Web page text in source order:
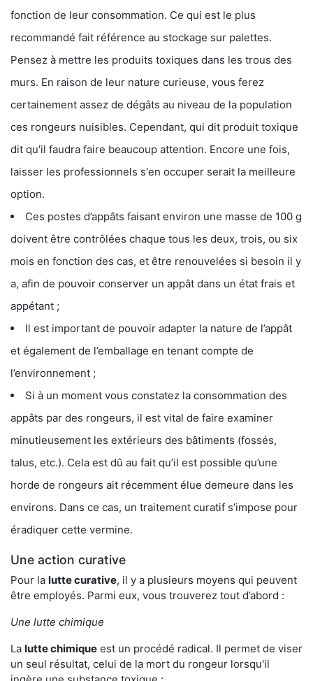
fonction de leur consommation. Ce qui est le plus
recommandé fait référence au stockage sur palettes.
Pensez à mettre les produits toxiques dans les trous des
murs. En raison de leur nature curieuse, vous ferez
certainement assez de dégâts au niveau de la population
ces rongeurs nuisibles. Cependant, qui dit produit toxique
dit qu'il faudra faire beaucoup attention. Encore une fois,
laisser les professionnels s'en occuper serait la meilleure
option.
Ces postes d’appâts faisant environ une masse de 100 g
doivent être contrôlées chaque tous les deux, trois, ou six
mois en fonction des cas, et être renouvelées si besoin il y
a, afin de pouvoir conserver un appât dans un état frais et
appétant ;
Il est important de pouvoir adapter la nature de l’appât
et également de l’emballage en tenant compte de
l’environnement ;
Si à un moment vous constatez la consommation des
appâts par des rongeurs, il est vital de faire examiner
minutieusement les extérieurs des bâtiments (fossés,
talus, etc.). Cela est dû au fait qu’il est possible qu’une
horde de rongeurs ait récemment élue demeure dans les
environs. Dans ce cas, un traitement curatif s’impose pour
éradiquer cette vermine.
Une action curative
Pour la lutte curative, il y a plusieurs moyens qui peuvent
être employés. Parmi eux, vous trouverez tout d’abord :
Une lutte chimique
La lutte chimique est un procédé radical. Il permet de viser
un seul résultat, celui de la mort du rongeur lorsqu'il